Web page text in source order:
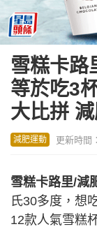
雪糕卡路
等於吃3
大比拼
減肥運動 更新時間
雪糕卡路里/減
氏30多度，想
12款人氣雪糕